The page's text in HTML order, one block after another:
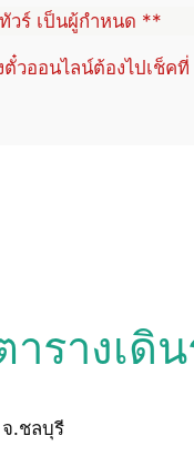
วร์ เป็นผู้กำหนด **
ตั๋วออนไลน์ต้องไปเช็
รางเดิ
.ชลบุรี